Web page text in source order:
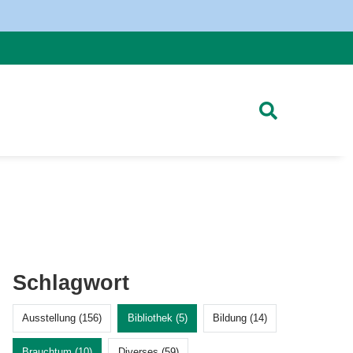
Schlagwort
Ausstellung (156) Bibliothek (5) Bildung (14)